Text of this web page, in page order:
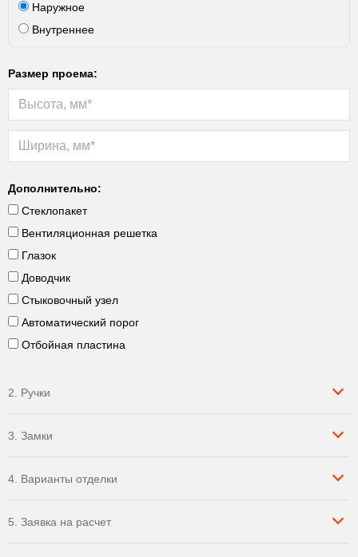
Наружное
Внутреннее
Размер проема:
Дополнительно:
Стеклопакет
Вентиляционная решетка
Глазок
Доводчик
Стыковочный узел
Автоматический порог
Отбойная пластина
2. Ручки
3. Замки
4. Варианты отделки
5. Заявка на расчет